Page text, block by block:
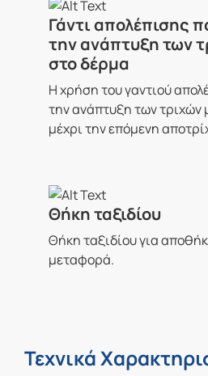
Γάντι απολέπισης
την ανάπτυξη των
στο δέρμα
Η χρήση του γαντιού
την ανάπτυξη των τριχών
μέχρι την επόμενη
Θήκη ταξιδίου
Θήκη ταξιδίου για
μεταφορά.
Τεχνικά